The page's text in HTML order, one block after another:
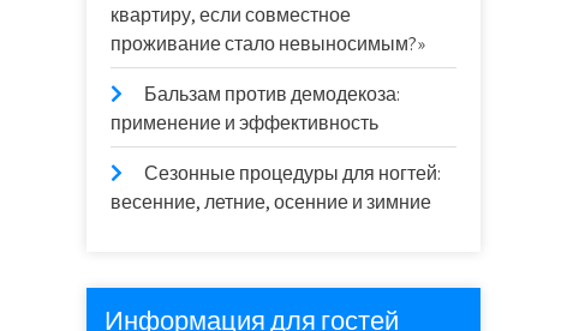
квартиру, если совместное
проживание стало невыносимым?»
Бальзам против демодекоза:
применение и эффективность
Сезонные процедуры для ногтей:
весенние, летние, осенние и зимние
Информация для гостей